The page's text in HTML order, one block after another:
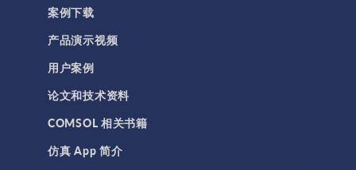
波动光学
等离子体物理
科学新闻
结构 & 声学
MEMS & 压电器件
声学与振动
案例下载
产品演示视频
用户案例
论文和技术资料
COMSOL 相关书籍
仿真 App 简介